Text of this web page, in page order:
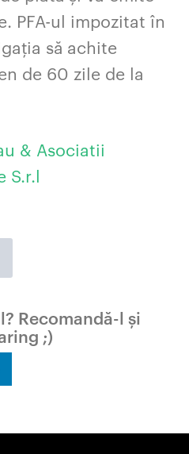
PFA-ul impozitat în
să achite
de 60 zile de la
& Asociatii
S.r.l
Recomandă-l și
;)